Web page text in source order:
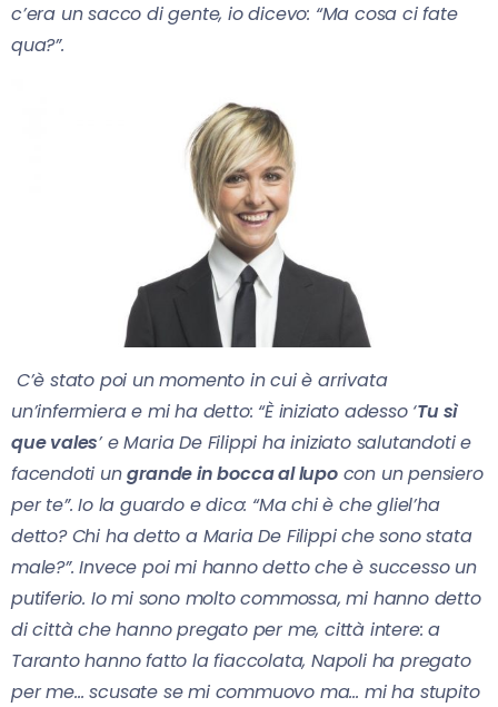
c’era un sacco di gente, io dicevo: “Ma cosa ci fate
qua?”.
C’è stato poi un momento in cui è arrivata
un’infermiera e mi ha detto: “È iniziato adesso ‘Tu sì
que vales’ e Maria De Filippi ha iniziato salutandoti e
facendoti ungrande in bocca al lupocon un pensiero
per te”. Io la guardo e dico: “Ma chi è che gliel’ha
detto? Chi ha detto a Maria De Filippi che sono stata
male?”. Invece poi mi hanno detto che è successo un
putiferio. Io mi sono molto commossa, mi hanno detto
di città che hanno pregato per me, città intere: a
Taranto hanno fatto la fiaccolata, Napoli ha pregato
per me… scusate se mi commuovo ma… mi ha stupito